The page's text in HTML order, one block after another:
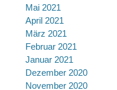
Mai 2021
April 2021
März 2021
Februar 2021
Januar 2021
Dezember 2020
November 2020